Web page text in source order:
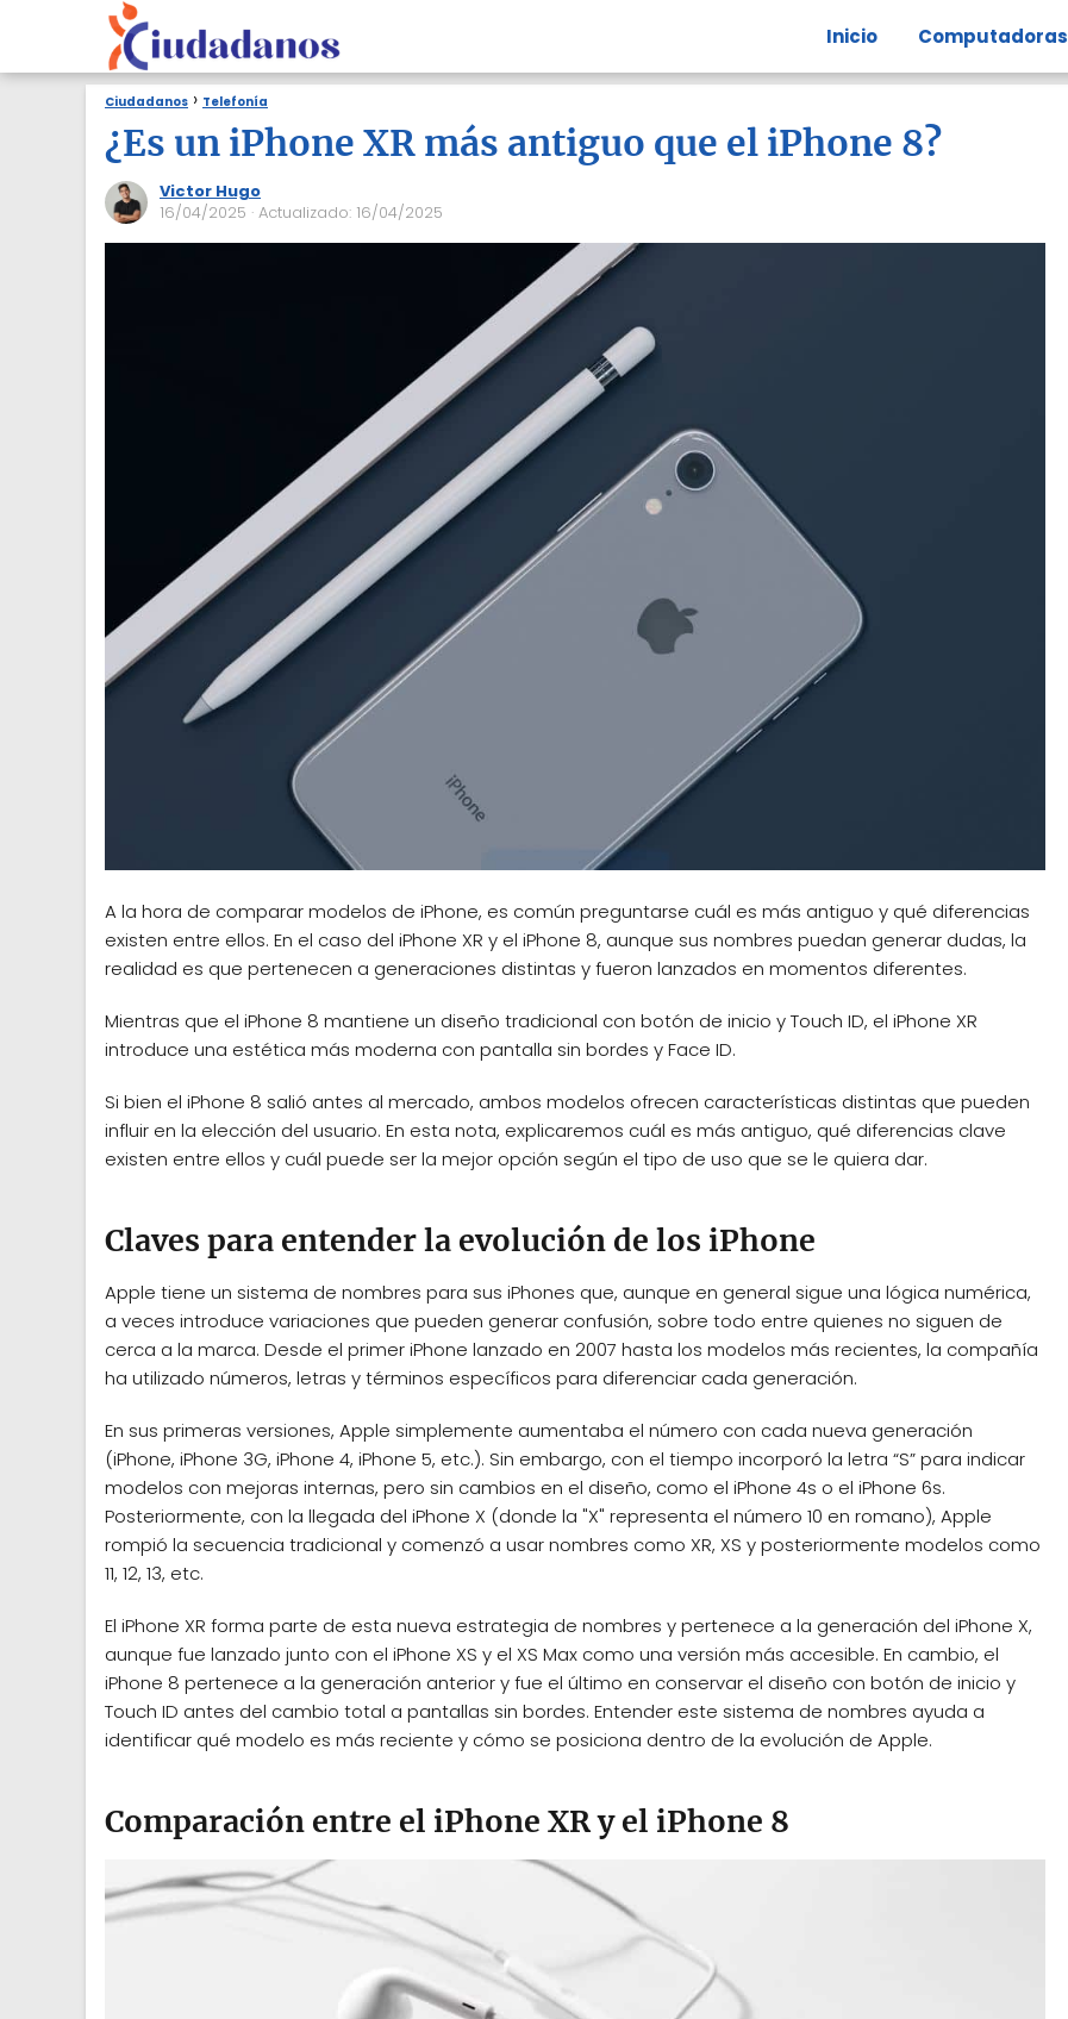
Inicio Computadoras
Ciudadanos Telefonía
¿Es un iPhone XR más antiguo que el iPhone 8?
Victor Hugo
16/04/2025 · Actualizado: 16/04/2025
A la hora de comparar modelos de iPhone, es común preguntarse cuál es más antiguo y qué diferencias
existen entre ellos. En el caso del iPhone XR y el iPhone 8, aunque sus nombres puedan generar dudas, la
realidad es que pertenecen a generaciones distintas y fueron lanzados en momentos diferentes.
Mientras que el iPhone 8 mantiene un diseño tradicional con botón de inicio y Touch ID, el iPhone XR
introduce una estética más moderna con pantalla sin bordes y Face ID.
Si bien el iPhone 8 salió antes al mercado, ambos modelos ofrecen características distintas que pueden
influir en la elección del usuario. En esta nota, explicaremos cuál es más antiguo, qué diferencias clave
existen entre ellos y cuál puede ser la mejor opción según el tipo de uso que se le quiera dar.
Claves para entender la evolución de los iPhone
Apple tiene un sistema de nombres para sus iPhones que, aunque en general sigue una lógica numérica,
a veces introduce variaciones que pueden generar confusión, sobre todo entre quienes no siguen de
cerca a la marca. Desde el primer iPhone lanzado en 2007 hasta los modelos más recientes, la compañía
ha utilizado números, letras y términos específicos para diferenciar cada generación.
En sus primeras versiones, Apple simplemente aumentaba el número con cada nueva generación
(iPhone, iPhone 3G, iPhone 4, iPhone 5, etc.). Sin embargo, con el tiempo incorporó la letra “S” para indicar
modelos con mejoras internas, pero sin cambios en el diseño, como el iPhone 4s o el iPhone 6s.
Posteriormente, con la llegada del iPhone X (donde la "X" representa el número 10 en romano), Apple
rompió la secuencia tradicional y comenzó a usar nombres como XR, XS y posteriormente modelos como
11, 12, 13, etc.
El iPhone XR forma parte de esta nueva estrategia de nombres y pertenece a la generación del iPhone X,
aunque fue lanzado junto con el iPhone XS y el XS Max como una versión más accesible. En cambio, el
iPhone 8 pertenece a la generación anterior y fue el último en conservar el diseño con botón de inicio y
Touch ID antes del cambio total a pantallas sin bordes. Entender este sistema de nombres ayuda a
identificar qué modelo es más reciente y cómo se posiciona dentro de la evolución de Apple.
Comparación entre el iPhone XR y el iPhone 8